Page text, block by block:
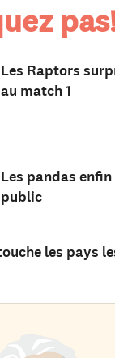
Les Raptors
au match 1
Les pandas
public
les pays